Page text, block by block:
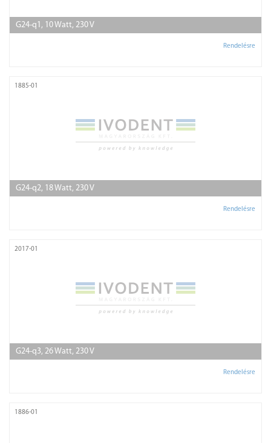
G24-q1, 10 Watt, 230 V
Rendelésre
1885-01
G24-q2, 18 Watt, 230 V
Rendelésre
2017-01
G24-q3, 26 Watt, 230 V
Rendelésre
1886-01